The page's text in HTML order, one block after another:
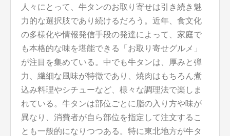
人々にとって、牛タンのお取り寄せは引き続き魅
力的な選択肢であり続けるだろう。近年、食文化
の多様化や情報発信手段の発達によって、家庭で
も本格的な味を堪能できる「お取り寄せグルメ」
が注目を集めている。中でも牛タンは、厚みと弾
力、繊細な風味が特徴であり、焼肉はもちろん煮
込み料理やシチューなど、様々な調理法で楽しま
れている。牛タンは部位ごとに脂の入り方や味が
異なり、消費者が自ら部位を指定して注文するこ
とも一般的になりつつある。特に東北地方が牛タ